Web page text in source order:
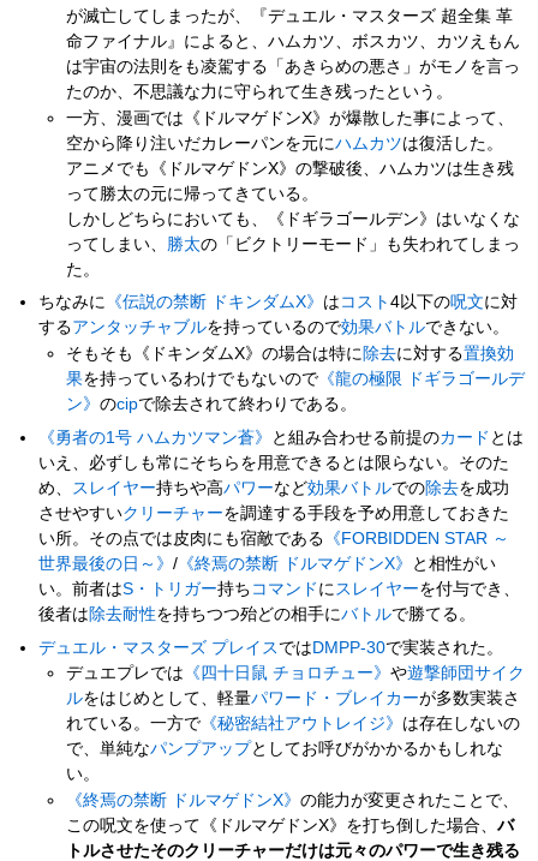
が滅亡してしまったが、『デュエル・マスターズ 超全集 革
命ファイナル』によると、ハムカツ、ボスカツ、カツえもん
は宇宙の法則をも凌駕する「あきらめの悪さ」がモノを言っ
たのか、不思議な力に守られて生き残ったという。
一方、漫画では《ドルマゲドンX》が爆散した事によって、
空から降り注いだカレーパンを元にハムカツは復活した。
アニメでも《ドルマゲドンX》の撃破後、ハムカツは生き残
って勝太の元に帰ってきている。
しかしどちらにおいても、《ドギラゴールデン》はいなくな
ってしまい、
勝太の「ビクトリーモード」も失われてしまっ
た。
ちなみに 《伝説の禁断 ドキンダムX》 は コスト4以下の呪文に対
するアンタッチャブルを持っているので効果バトルできない。
そもそも《ドキンダムX》の場合は特に 除去に対する置換効
果を持っているわけでもないので 《龍の極限 ドギラゴールデ
ン》のcipで除去されて終わりである。
《勇者の1号 ハムカツマン蒼》
と組み合わせる前提のカード とは
いえ、必ずしも常にそちらを用意できるとは限らない。そのた
め、
スレイヤー持ちや高パワーなど効果バトルでの除去を成功
させやすいクリーチャーを調達する手段を予め用意しておきた
い所。その点では皮肉にも宿敵である 《FORBIDDEN STAR ～
世界最後の日～》/ 《終焉の禁断 ドルマゲドンX》
と相性がい
い。前者はS・トリガー持ち コマンド に スレイヤーを付与でき、
後者は 除去耐性を持ちつつ殆どの相手にバトルで勝てる。
デュエル・マスターズ プレイス ではDMPP-30で実装された。
デュエプレでは 《四十日鼠 チョロチュー》や遊撃師団サイク
ルをはじめとして、軽量パワード・ブレイカーが多数実装さ
れている。一方で 《秘密結社アウトレイジ》 は存在しないの
で、単純なパンプアップとしてお呼びがかかるかもしれな
い。
《終焉の禁断 ドルマゲドンX》の能力が変更されたことで、
この呪文を使って《ドルマゲドンX》を打ち倒した場合、バ
トルさせたそのクリーチャーだけは元々のパワーで生き残る